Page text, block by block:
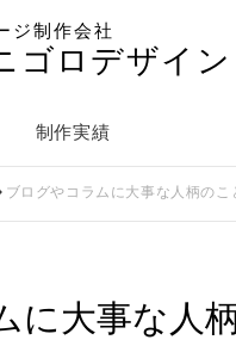
ジ制作会社
ゴロデザイン
制作実績
ブログやコラムに大事な人柄の
に大事な人